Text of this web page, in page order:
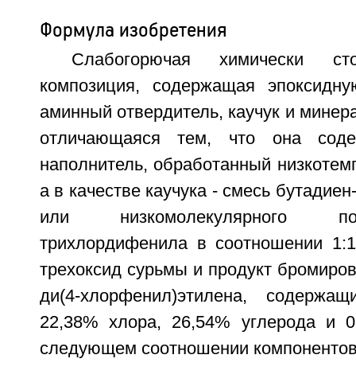
Формула изобретения
Слабогорючая химически
композиция, содержащая
аминный отвердитель, каучук и
отличающаяся тем, что она
наполнитель, обработанный
а в качестве каучука - смесь
или низкомолекулярного
трихлордифенила в соотношении
трехоксид сурьмы и продукт
ди(4-хлорфенил)этилена,
22,38% хлора, 26,54% углерода и
следующем соотношении